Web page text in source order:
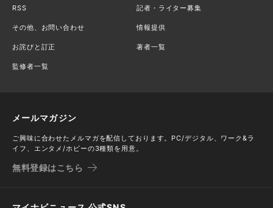
RSS 記者・ライター募集
その他、お問い合わせ 情報提供
お詫びと訂正 著者一覧
監修者一覧
メールマガジン
ご興味に合わせたメルマガを配信しております。PC/デジタル、ワーク&ラ
イフ、エンタメ/ホビーの3種類を用意。
無料登録はこちら